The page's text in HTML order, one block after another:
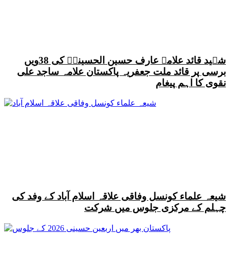
شہید قائد علامہ عارف حسین الحسینیؒ کی 38ویں
برسی پر قائد ملت جعفریہ پاکستان علامہ ساجد علی
نقوی کا اہم پیغام
شیعہ علماء کونسل وفاقی علاقہ اسلام آباد کے وفد کی
چہلم کے مرکزی جلوس میں شرکت